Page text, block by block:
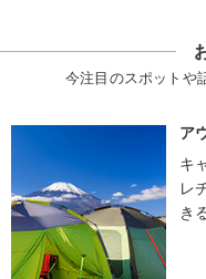
今注目のスポットや
ア
キ
レ
き